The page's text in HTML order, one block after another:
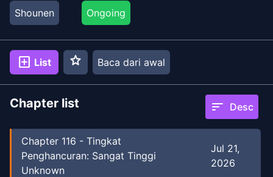
Shounen
Ongoing
add_box List star Baca dari awal
Chapter list sort Desc
Chapter 116 - Tingkat
Penghancuran: Sangat Tinggi
Unknown
Jul 21,
2026